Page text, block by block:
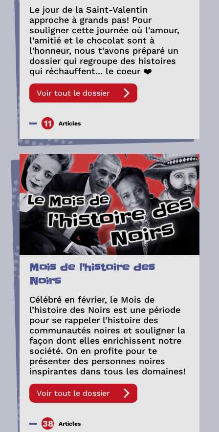
Le jour de la Saint-Valentin
approche à grands pas! Pour
souligner cette journée où l'amour,
l'amitié et le chocolat sont à
l'honneur, nous t'avons préparé un
dossier qui regroupe des histoires
qui réchauffent... le coeur ❤️
Voir tout le dossier
11 Articles
Mois de l'histoire des
Noirs
Célébré en février, le Mois de
l’histoire des Noirs est une période
pour se rappeler l’histoire des
communautés noires et souligner la
façon dont elles enrichissent notre
société. On en profite pour te
présenter des personnes noires
inspirantes dans tous les domaines!
Voir tout le dossier
38 Articles